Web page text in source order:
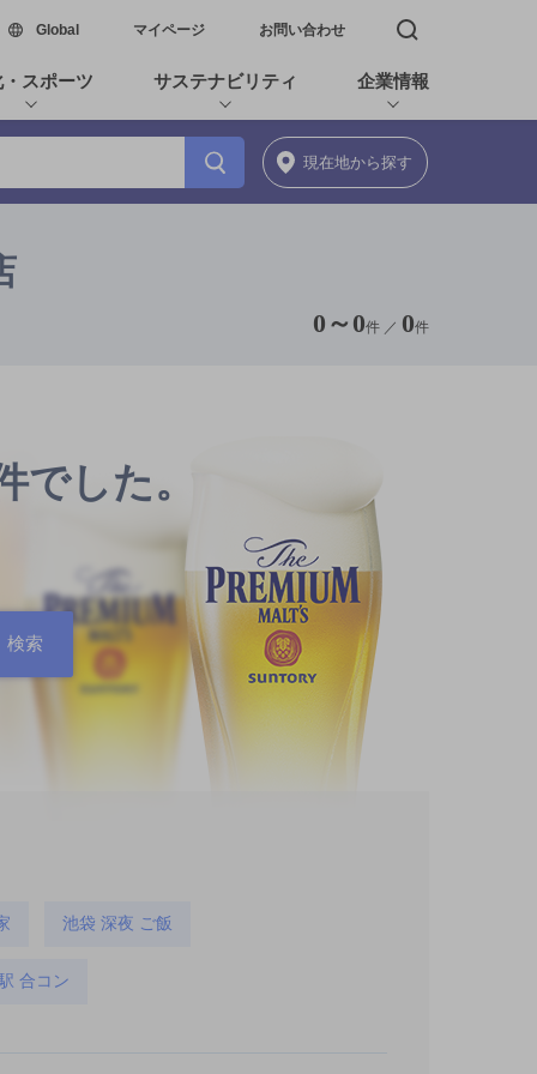
Global新しいウィンドウで開く
マイページ お問い合わせ 検索窓を開く
スポーツ サステナビリティ 企業情報
現在地から探す
0 ～ 0件 ／ 0件
でした。
池袋 深夜 ご飯
合コン